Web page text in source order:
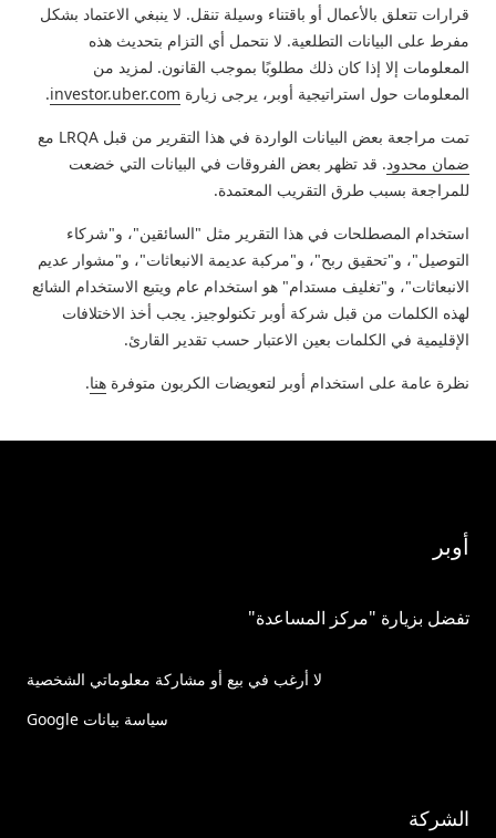
قرارات تتعلق بالأعمال أو باقتناء وسيلة تنقل. لا ينبغي الاعتماد بشكل
مفرط على البيانات التطلعية. لا نتحمل أي التزام بتحديث هذه
المعلومات إلا إذا كان ذلك مطلوبًا بموجب القانون. لمزيد من
المعلومات حول استراتيجية أوبر، يرجى زيارة investor.uber.com
.
تمت مراجعة بعض البيانات الواردة في هذا التقرير من قبل LRQA مع
ضمان محدود. قد تظهر بعض الفروقات في البيانات التي خضعت
للمراجعة بسبب طرق التقريب المعتمدة.
استخدام المصطلحات في هذا التقرير مثل "السائقين"، و"شركاء
التوصيل"، و"تحقيق ربح"، و"مركبة عديمة الانبعاثات"، و"مشوار عديم
الانبعاثات"، و"تغليف مستدام" هو استخدام عام ويتبع الاستخدام الشائع
لهذه الكلمات من قبل شركة أوبر تكنولوجيز. يجب أخذ الاختلافات
الإقليمية في الكلمات بعين الاعتبار حسب تقدير القارئ.
نظرة عامة على استخدام أوبر لتعويضات الكربون متوفرة هنا.
أوبر
تفضل بزيارة "مركز المساعدة"
لا أرغب في بيع أو مشاركة معلوماتي الشخصية
سياسة بيانات Google
الشركة